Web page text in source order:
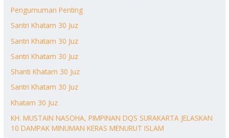
Pengumuman Penting
Santri Khatam 30 Juz
Santri Khatam 30 Juz
Santri Khatam 30 Juz
Shanti Khatam 30 Juz
Santri Khatam 30 Juz
Khatam 30 Juz
KH. MUSTAIN NASOHA, PIMPINAN DQS SURAKARTA JELASKAN
10 DAMPAK MINUMAN KERAS MENURUT ISLAM